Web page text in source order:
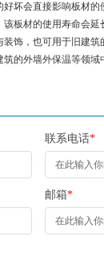
坏会直接影响板材的
板材的使用寿命会延
饰，也可用于旧建筑
的外墙外保温等领域
联系电话*
邮箱*